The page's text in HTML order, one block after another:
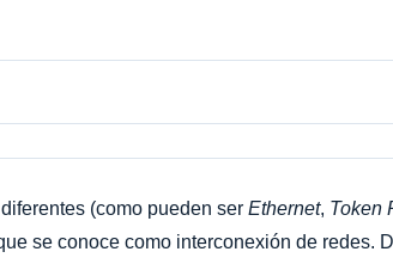
(como pueden ser Ethernet, Token
se conoce como interconexión de redes.